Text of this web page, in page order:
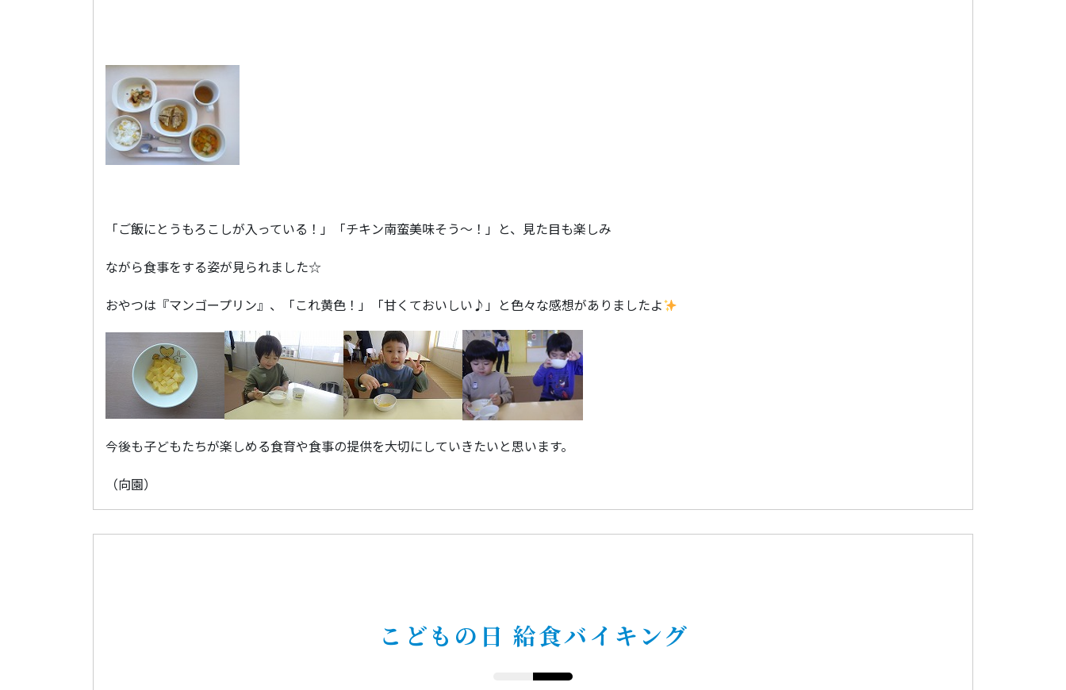
「ご飯にとうもろこしが入っている！」「チキン南蛮美味そう～！」と、見た目も楽しみ
ながら食事をする姿が見られました☆
おやつは『マンゴープリン』、「これ黄色！」「甘くておいしい♪」と色々な感想がありましたよ
今後も子どもたちが楽しめる食育や食事の提供を大切にしていきたいと思います。
（向園）
こどもの日 給食バイキング